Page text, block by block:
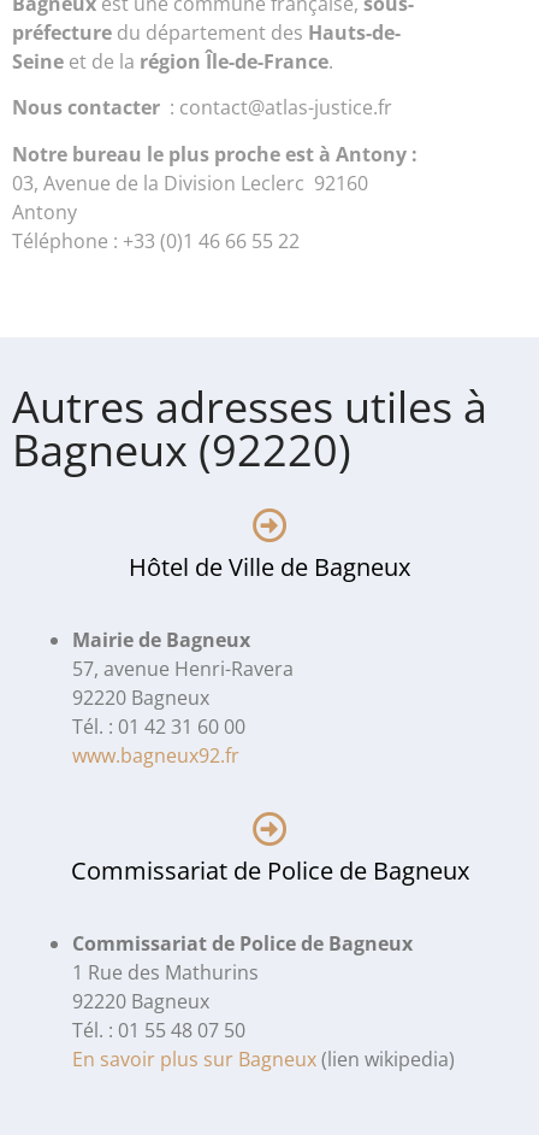
préfecture du département des Hauts-de-
Seine et de la région Île-de-France.
Nous contacter : contact@atlas-justice.fr
Notre bureau le plus proche est à Antony :
03, Avenue de la Division Leclerc 92160
Antony
Téléphone : +33 (0)1 46 66 55 22
Autres adresses utiles à
Bagneux (92220)
Hôtel de Ville de Bagneux
Mairie de Bagneux
57, avenue Henri-Ravera
92220 Bagneux
Tél. : 01 42 31 60 00
www.bagneux92.fr
Commissariat de Police de Bagneux
Commissariat de Police de Bagneux
1 Rue des Mathurins
92220 Bagneux
Tél. : 01 55 48 07 50
En savoir plus sur Bagneux(lien wikipedia)